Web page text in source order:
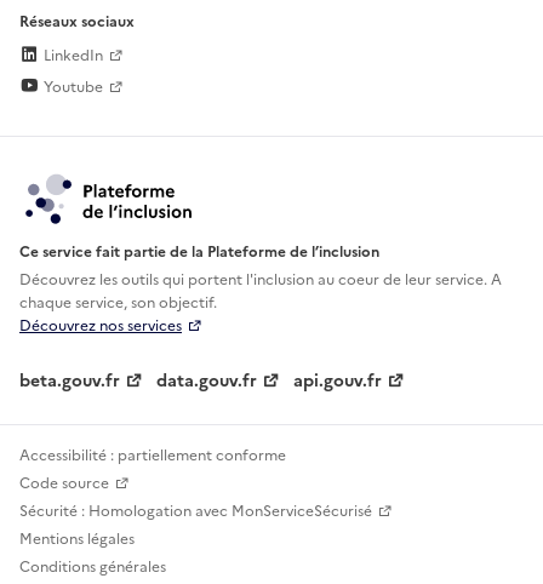
Réseaux sociaux
LinkedIn
Youtube
Ce service fait partie de la Plateforme de l’inclusion
Découvrez les outils qui portent l'inclusion aucoeur de leur service. A
chaque service, son objectif.
Découvrez nos services
beta.gouv.fr data.gouv.fr api.gouv.fr
Accessibilité : partiellement conforme
Code source
Sécurité : Homologation avec MonServiceSécurisé
Mentions légales
Conditions générales